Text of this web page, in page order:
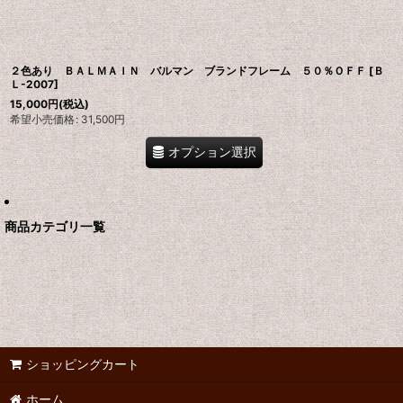
２色あり ＢＡＬＭＡＩＮ バルマン ブランドフレーム ５０％ＯＦＦ [ Ｂ
Ｌ-2007]
15,000円(税込)
希望小売価格: 31,500円
オプション選択
商品カテゴリ一覧
ショッピングカート
ホーム